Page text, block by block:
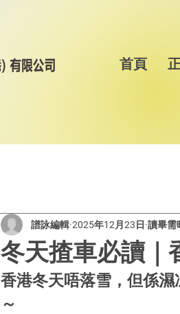
首頁
冬天揸車必讀｜
譜詠編輯 2025年12月23日 讀畢需
香港冬天唔落雪，但係
～